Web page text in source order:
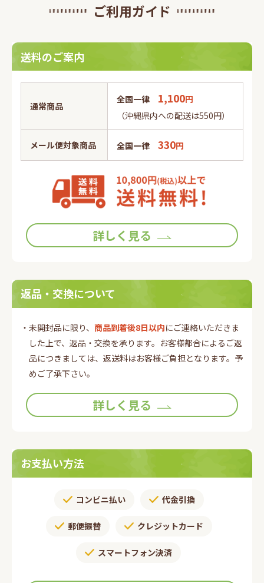
ご利用ガイド
送料のご案内
通常商品
全国一律 1,100円
（沖縄県内への配送は550円）
メール便対象商品 全国一律 330円
詳しく見る
返品・交換について
・未開封品に限り、 商品到着後8日以内にご連絡いただきま
した上で、返品・交換を承ります。お客様都合によるご返
品につきましては、返送料はお客様ご負担となります。予
めご了承下さい。
詳しく見る
お支払い方法
コンビニ払い 代金引換
郵便振替​ クレジットカード
スマートフォン決済